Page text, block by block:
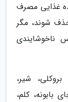
غذایی مصرف
حذف شوند، مگر
ناخوشایندی
شیر،
بابونه، کلم،